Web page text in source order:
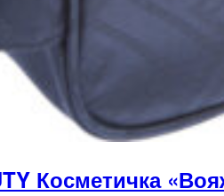
Косметичка